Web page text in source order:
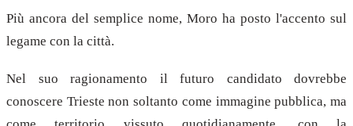
Più ancora del semplice nome, Moro ha posto l'accento sul
legame con la città.
Nel suo ragionamento il futuro candidato dovrebbe
conoscere Trieste non soltanto come immagine pubblica, ma